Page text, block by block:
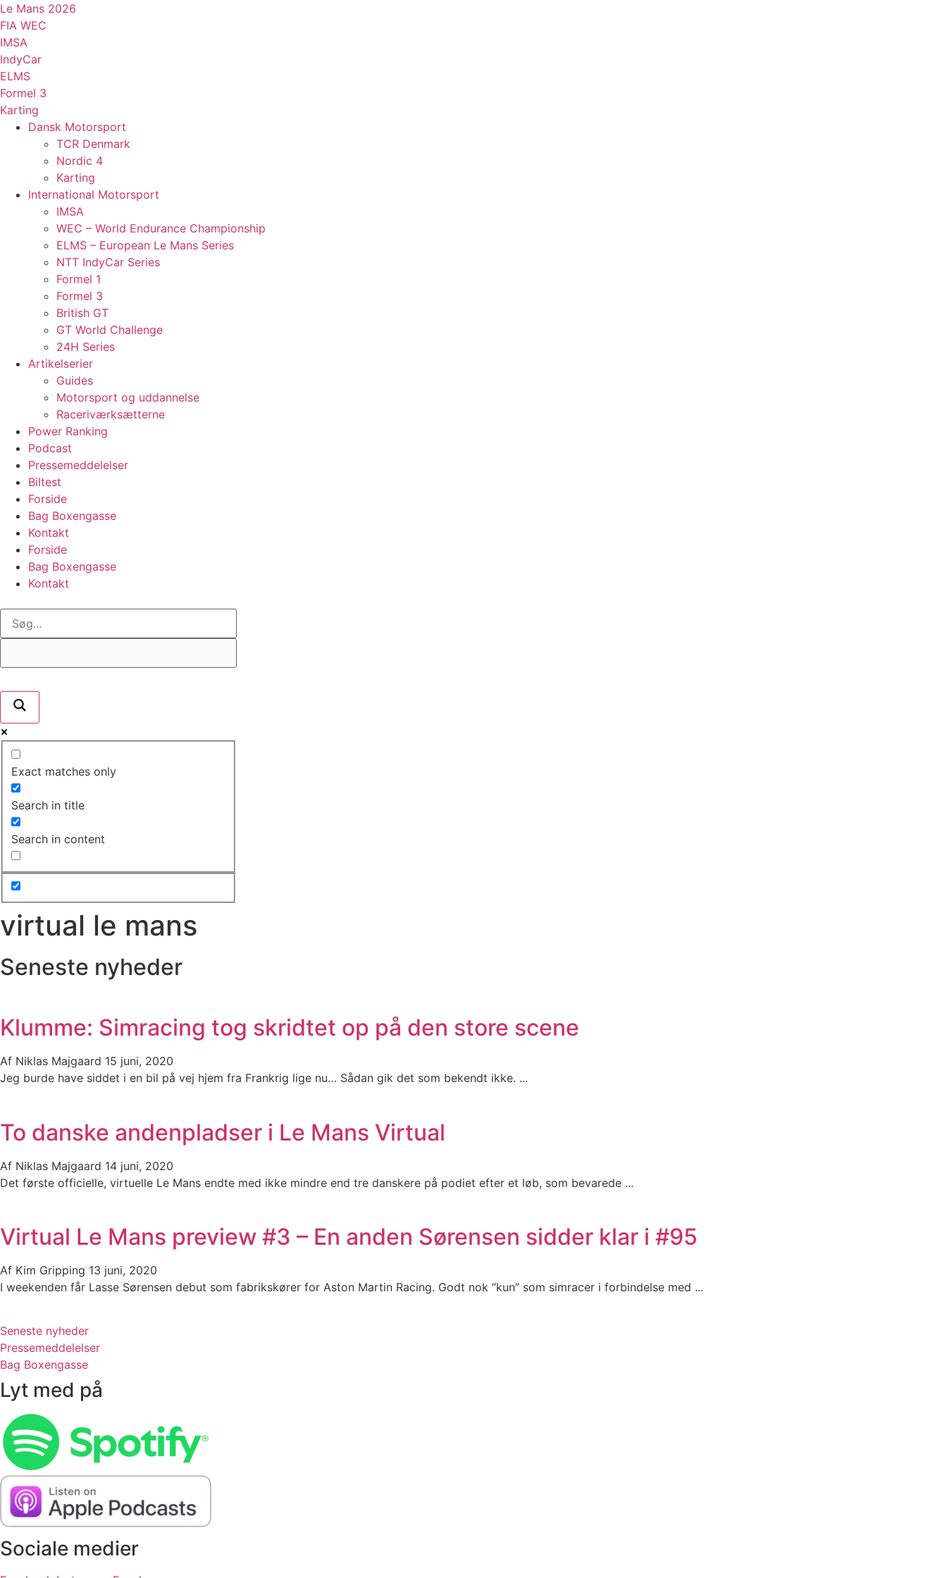
Videre
til
indhold
Le Mans 2026
FIA WEC
IMSA
IndyCar
ELMS
Formel 3
Karting
Dansk Motorsport
TCR Denmark
Nordic 4
Karting
International Motorsport
IMSA
WEC – World Endurance Championship
ELMS – European Le Mans Series
NTT IndyCar Series
Formel 1
Formel 3
British GT
GT World Challenge
24H Series
Artikelserier
Guides
Motorsport og uddannelse
Raceriværksætterne
Power Ranking
Podcast
Pressemeddelelser
Biltest
Forside
Bag Boxengasse
Kontakt
Forside
Bag Boxengasse
Kontakt
Exact matches only
Search in title
Search in content
virtual le mans
Seneste nyheder
Klumme: Simracing tog skridtet op på den store scene
Af Niklas Majgaard 15 juni, 2020
Jeg burde have siddet i en bil på vej hjem fra Frankrig lige nu… Sådan gik det som bekendt ikke. ...
To danske andenpladser i Le Mans Virtual
Af Niklas Majgaard 14 juni, 2020
Det første officielle, virtuelle Le Mans endte med ikke mindre end tre danskere på podiet efter et løb, som bevarede ...
Virtual Le Mans preview #3 – En anden Sørensen sidder klar i #95
Af Kim Gripping 13 juni, 2020
I weekenden får Lasse Sørensen debut som fabrikskører for Aston Martin Racing. Godt nok “kun” som simracer i forbindelse med ...
Seneste nyheder
Pressemeddelelser
Bag Boxengasse
Lyt med på
Sociale medier